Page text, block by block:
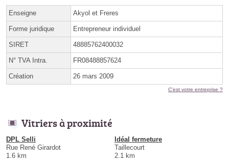
Enseigne Akyol et Freres
Forme juridique Entrepreneur individuel
SIRET 48885762400032
N° TVA Intra. FR08488857624
Création 26 mars 2009
C'est votre entreprise ?
Vitriers à proximité
DPL Selli
Rue René Girardot
1.6 km
Idéal fermeture
Taillecourt
2.1 km